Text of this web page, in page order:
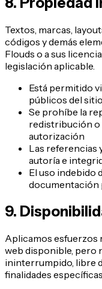
Textos, marcas,
códigos y demás
Flouds o a sus
legislación aplicable.
Está permitido
públicos del
Se prohíbe la
redistribución
autorización
Las referencias
autoría e
El uso indebido
documentación
9.
Aplicamos esfuerzos
web disponible, pero
ininterrumpido, libre
finalidades